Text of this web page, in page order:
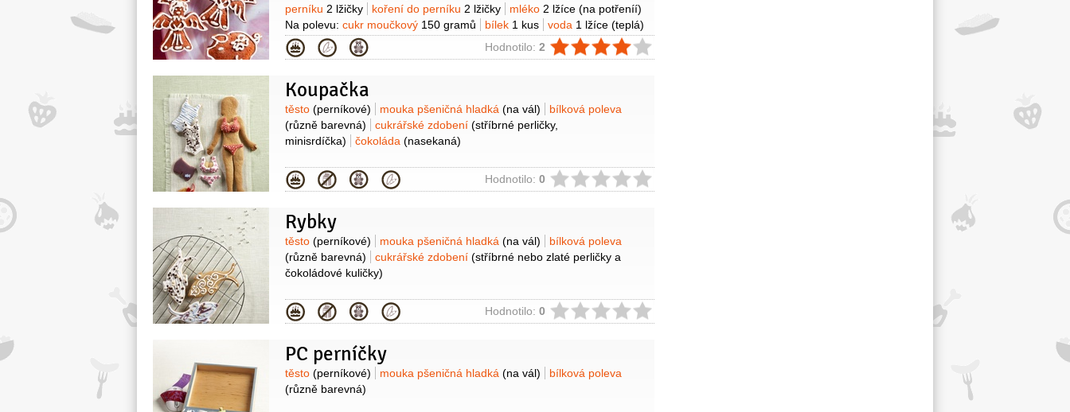
perníku 2 lžičky koření do perníku 2 lžičky mléko 2 lžíce (na potřeníí)
Na polevu: cukr moučkový 150 gramů bílek 1 kus voda 1 lžíce (teplá)
Kategorie Hodnotilo: 2
Koupačka
Suroviny
těsto (perníkové) mouka pšeničná hladká (na vál)
bílková poleva
(různě barevná)
cukrářské zdobení (stříbrné perličky,
minisrdíčka)
čokoláda (nasekaná)
Kategorie Hodnotilo: 0
Rybky
Suroviny
těsto (perníkové) mouka pšeničná hladká (na vál)
bílková poleva
(různě barevná)
cukrářské zdobení (stříbrné nebo zlaté perličky a
čokoládové kuličky)
Kategorie Hodnotilo: 0
PC perníčky
Suroviny
těsto (perníkové) mouka pšeničná hladká (na vál)
bílková poleva
(různě barevná)